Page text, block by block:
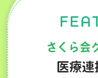
さくら会
医療連